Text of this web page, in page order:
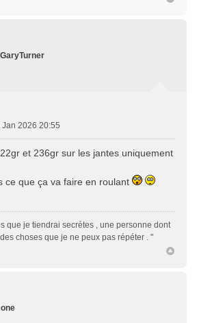
GaryTurner
Jan 2026 20:55
et 236gr sur les jantes uniquement
ce que ça va faire en roulant
que je tiendrai secrètes , une personne dont
choses que je ne peux pas répéter . "